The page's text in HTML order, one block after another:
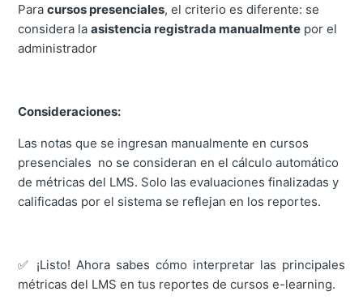
Paracursos presenciales, el criterio es diferente: se
considera laasistencia registrada manualmente por el
administrador
Consideraciones:
Las notas que se ingresan manualmente en cursos
presenciales no se consideran en el cálculo automático
de métricas del LMS. Solo las evaluaciones finalizadas y
calificadas por el sistema se reflejan en los reportes.
✅ ¡Listo! Ahora sabes cómo interpretar las principales
métricas del LMS en tus reportes de cursos e-learning.